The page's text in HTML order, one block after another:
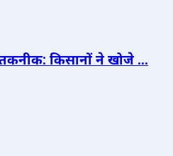
किसानों ने खोजे ...